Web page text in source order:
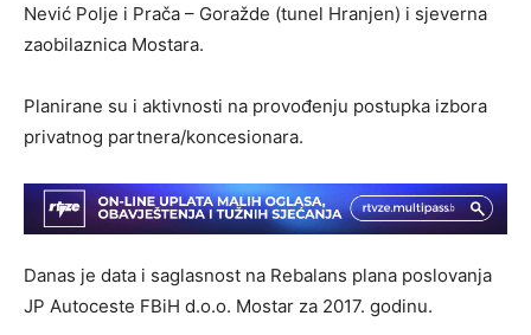
Nević Polje i Prača – Goražde (tunel Hranjen) i sjeverna
zaobilaznica Mostara.
Planirane su i aktivnosti na provođenju postupka izbora
privatnog partnera/koncesionara.
Danas je data i saglasnost na Rebalans plana poslovanja
JP Autoceste FBiH d.o.o. Mostar za 2017. godinu.